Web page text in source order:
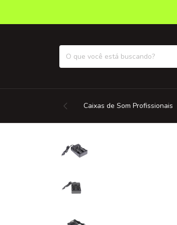
Caixas de Som Profissionais